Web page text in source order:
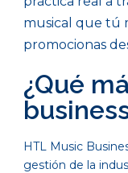
musical que tú
promocionas
¿Qué
HTL Music
gestión de la